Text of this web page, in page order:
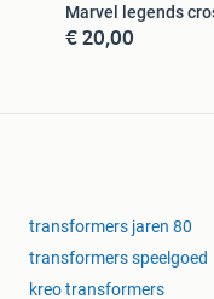
Marvel legends
€ 20,00
transformers jaren 80
transformers speelgoed
kreo transformers